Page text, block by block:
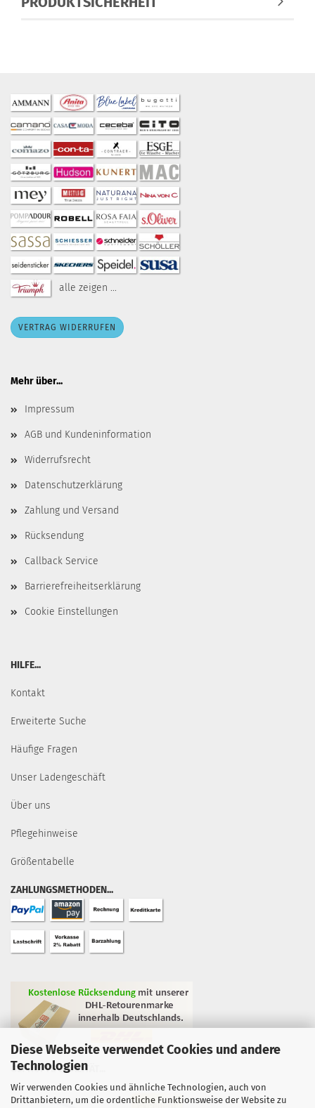
Diese Webseite verwendet Cookies und andere
Technologien
Wir verwenden Cookies und ähnliche Technologien, auch von
Drittanbietern, um die ordentliche Funktionsweise der Website zu
alle zeigen ...
VERTRAG WIDERRUFEN
Mehr über...
Impressum
AGB und Kundeninformation
Widerrufsrecht
Datenschutzerklärung
Zahlung und Versand
Rücksendung
Callback Service
Barrierefreiheitserklärung
Cookie Einstellungen
HILFE...
Kontakt
Erweiterte Suche
Häufige Fragen
Unser Ladengeschäft
Über uns
Pflegehinweise
Größentabelle
ZAHLUNGSMETHODEN...
GEPRÜFTE QUALITÄT...